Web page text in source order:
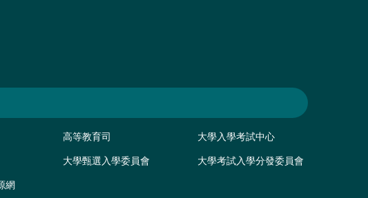
高等教育司 大學入學考試中心
大學甄選入學委員會 大學考試入學分發委員會
網